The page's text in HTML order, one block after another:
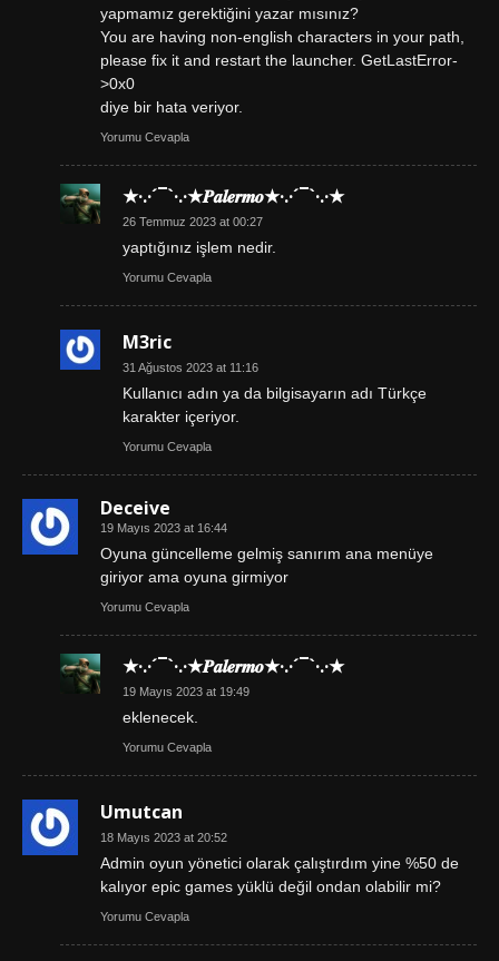
yapmamız gerektiğini yazar mısınız?
You are having non-english characters in your path,
please fix it and restart the launcher. GetLastError-
>0x0
diye bir hata veriyor.
Yorumu Cevapla
★·.·´¯`·.·★𝑷𝒂𝒍𝒆𝒓𝒎𝒐★·.·´¯`·.·★
26 Temmuz 2023 at 00:27
yaptığınız işlem nedir.
Yorumu Cevapla
M3ric
31 Ağustos 2023 at 11:16
Kullanıcı adın ya da bilgisayarın adı Türkçe
karakter içeriyor.
Yorumu Cevapla
Deceive
19 Mayıs 2023 at 16:44
Oyuna güncelleme gelmiş sanırım ana menüye
giriyor ama oyuna girmiyor
Yorumu Cevapla
★·.·´¯`·.·★𝑷𝒂𝒍𝒆𝒓𝒎𝒐★·.·´¯`·.·★
19 Mayıs 2023 at 19:49
eklenecek.
Yorumu Cevapla
Umutcan
18 Mayıs 2023 at 20:52
Admin oyun yönetici olarak çalıştırdım yine %50 de
kalıyor epic games yüklü değil ondan olabilir mi?
Yorumu Cevapla